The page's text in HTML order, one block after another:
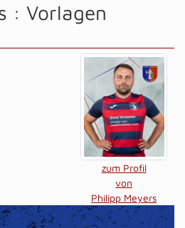
: Vorlagen
zum Profil
von
Philipp Meyers